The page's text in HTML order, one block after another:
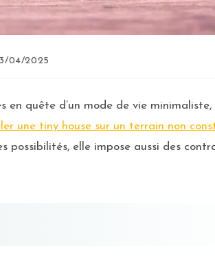
04/2025
en quête d’un mode de vie minimaliste,
une tiny house sur un terrain non
possibilités, elle impose aussi des